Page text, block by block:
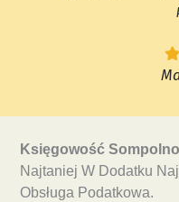
Księgowość Sompolno
Najtaniej W Dodatku
Obsługa Podatkowa.